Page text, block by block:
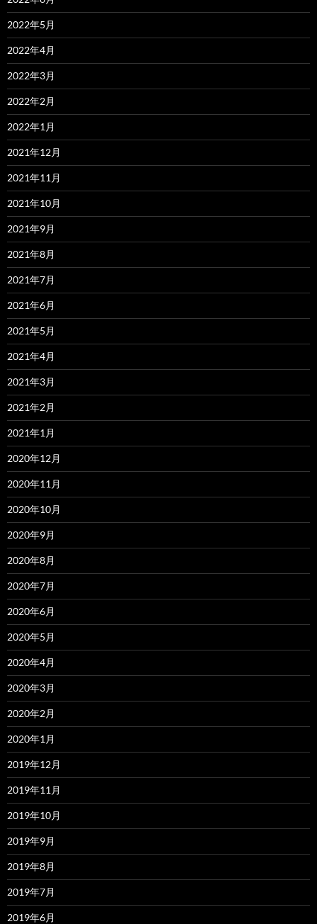
2022年5月
2022年4月
2022年3月
2022年2月
2022年1月
2021年12月
2021年11月
2021年10月
2021年9月
2021年8月
2021年7月
2021年6月
2021年5月
2021年4月
2021年3月
2021年2月
2021年1月
2020年12月
2020年11月
2020年10月
2020年9月
2020年8月
2020年7月
2020年6月
2020年5月
2020年4月
2020年3月
2020年2月
2020年1月
2019年12月
2019年11月
2019年10月
2019年9月
2019年8月
2019年7月
2019年6月